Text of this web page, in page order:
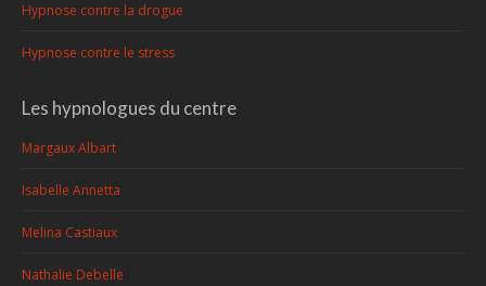
Hypnose contre la drogue
Hypnose contre le stress
Les hypnologues du centre
Margaux Albart
Isabelle Annetta
Melina Castiaux
Nathalie Debelle